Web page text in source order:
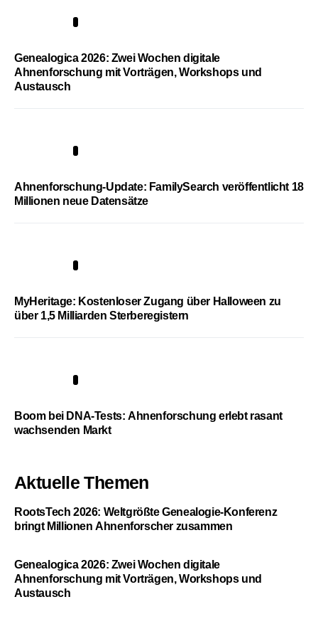
Genealogica 2026: Zwei Wochen digitale
Ahnenforschung mit Vorträgen, Workshops und
Austausch
Ahnenforschung-Update: FamilySearch veröffentlicht 18
Millionen neue Datensätze
MyHeritage: Kostenloser Zugang über Halloween zu
über 1,5 Milliarden Sterberegistern
Boom bei DNA-Tests: Ahnenforschung erlebt rasant
wachsenden Markt
Aktuelle Themen
RootsTech 2026: Weltgrößte Genealogie-Konferenz
bringt Millionen Ahnenforscher zusammen
Genealogica 2026: Zwei Wochen digitale
Ahnenforschung mit Vorträgen, Workshops und
Austausch